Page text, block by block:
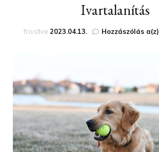
Ivartalanítás
frissítve 2023.04.13. Hozzászólás a(z)